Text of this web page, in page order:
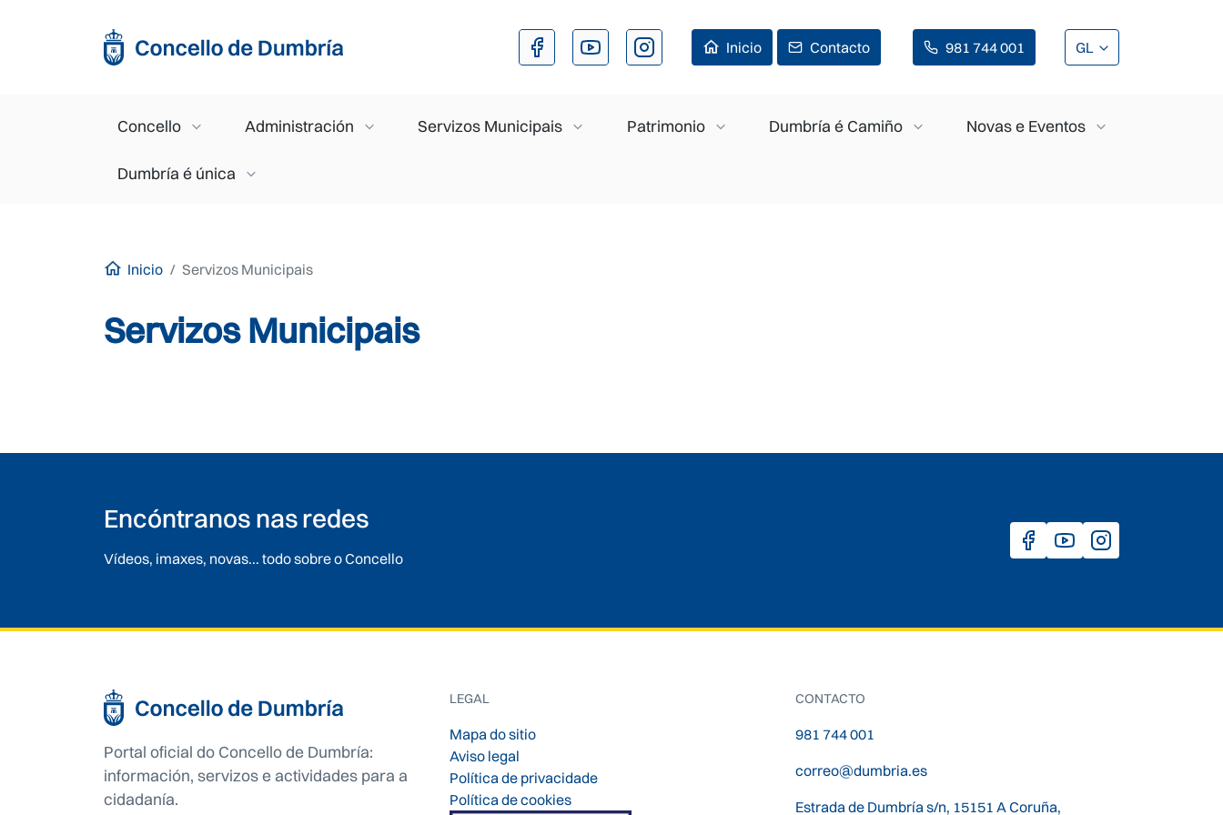
Inicio Contacto 981 744 001 GL
Main navigation
Concello Administración Servizos Municipais Patrimonio Dumbría é Camiño Novas e Eventos
Dumbría é única
Inicio Servizos Municipais
Servizos Municipais
Encóntranos nas redes
Vídeos, imaxes, novas... todo sobre o Concello
Portal oficial do Concello de Dumbría:
información, servizos e actividades para a
cidadanía.
LEGAL
Mapa do sitio
Aviso legal
Política de privacidade
Política de cookies
CONTACTO
981 744 001
correo@dumbria.es
Estrada de Dumbría s/n, 15151 A Coruña,